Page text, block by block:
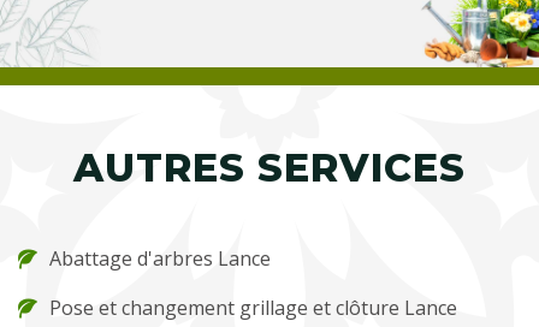
AUTRES SERVICES
Abattage d'arbres Lance
Pose et changement grillage et clôture Lance